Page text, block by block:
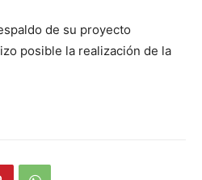
de su proyecto
posible la realización de la